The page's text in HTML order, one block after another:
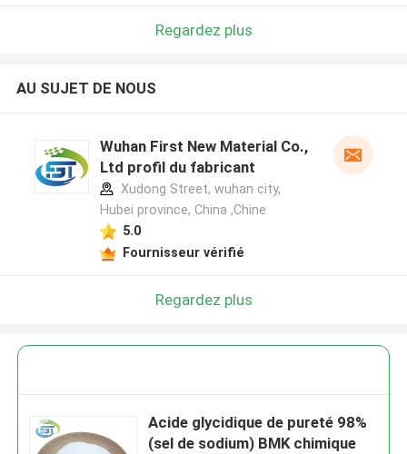
Regardez plus
AU SUJET DE NOUS
Wuhan First New Material Co.,
Ltd profil du fabricant
Xudong Street, wuhan city,
Hubei province, China ,Chine
5.0
Fournisseur vérifié
Regardez plus
Acide glycidique de pureté 98%
(sel de sodium) BMK chimique